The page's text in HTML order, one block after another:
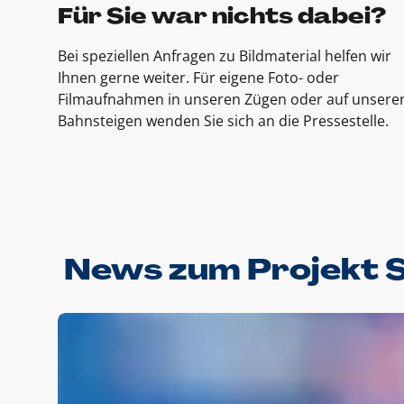
Für Sie war nichts dabei?
Bei speziellen Anfragen zu Bildmaterial helfen wir
Ihnen gerne weiter. Für eigene Foto- oder
Filmaufnahmen in unseren Zügen oder auf
Bahnsteigen wenden Sie sich an die Pressestelle.
News zum Projekt